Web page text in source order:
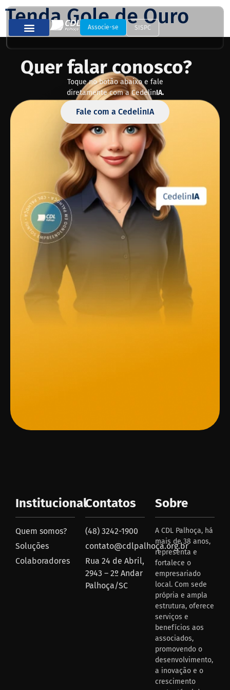
Associe-se SISPC
Tenda Gole de Ouro
Quer falar conosco?
Toque no botão abaixo e fale
diretamente com a CedelinIA.
Fale com a CedelinIA
Institucional
Quem somos?
Soluções
Colaboradores
Contatos
(48) 3242-1900
contato@cdlpalhoça.org.br
Rua 24 de Abril,
2943 – 2º Andar
Palhoça/SC
Sobre
A CDL Palhoça, há
mais de 38 anos,
representa e
fortalece o
empresariado
local. Com sede
própria e ampla
estrutura, oferece
serviços e
benefícios aos
associados,
promovendo o
desenvolvimento,
a inovação e o
crescimento